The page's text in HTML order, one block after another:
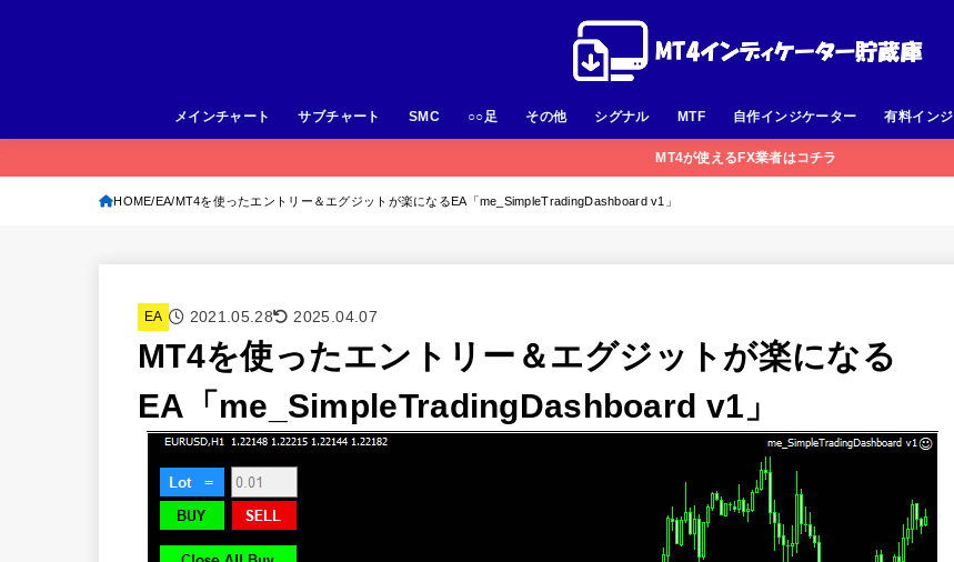
メインチャート サブチャート SMC ○○足 その他 シグナル MTF 自作インジケーター 有料インジ
MT4が使えるFX業者はコチラ
HOME EA MT4を使ったエントリー＆エグジットが楽になるEA「me_SimpleTradingDashboard v1」
EA 2021.05.28 2025.04.07
MT4を使ったエントリー＆エグジットが楽になる
EA「me_SimpleTradingDashboard v1」